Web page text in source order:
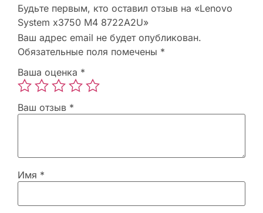
Будьте первым, кто оставил отзыв на «Lenovo
System x3750 M4 8722A2U»
Ваш адрес email не будет опубликован.
Обязательные поля помечены *
Ваша оценка *
Ваш отзыв *
Имя *